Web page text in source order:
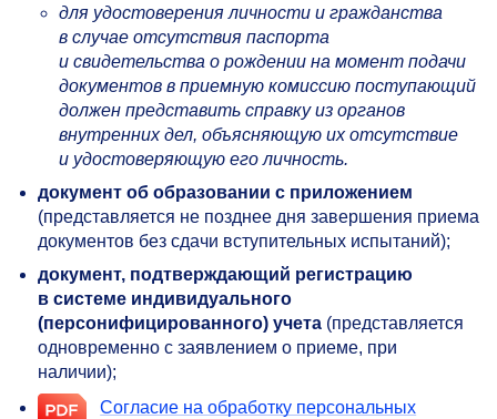
для удостоверения личности и гражданства
в случае отсутствия паспорта
и свидетельства о рождении на момент подачи
документов в приемную комиссию поступающий
должен представить справку из органов
внутренних дел, объясняющую их отсутствие
и удостоверяющую его личность.
документ об образовании с приложением
(представляется не позднее дня завершения приема
документов без сдачи вступительных испытаний);
документ, подтверждающий регистрацию
в системе индивидуального
(персонифицированного) учета (представляется
одновременно с заявлением о приеме, при
наличии);
Согласие на обработку персональных